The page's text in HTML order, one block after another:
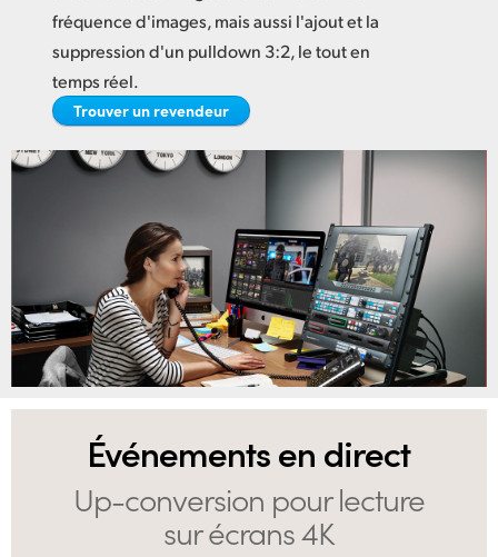
Singapore
South Africa
Chinese Taipei
Turkey
UAE
Ukraine
United States
fréquence d'images, mais aussi l'ajout et la
suppression d'un pulldown 3:2, le tout en
temps réel.
Trouver un revendeur
Événements en direct
Up-conversion pourlecture
sur écrans 4K